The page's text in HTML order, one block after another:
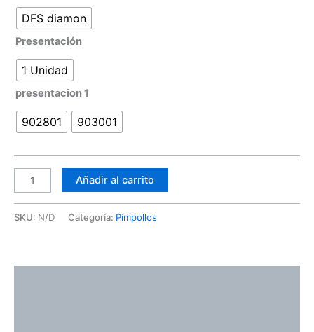
DFS diamon
Presentación
1 Unidad
presentacion 1
902801 903001
Añadir al carrito
SKU: N/D Categoría: Pimpollos